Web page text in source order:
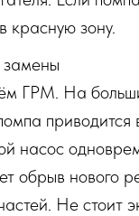
красную зону.
ГРМ. На
насос
обрыв нового
Не стоит